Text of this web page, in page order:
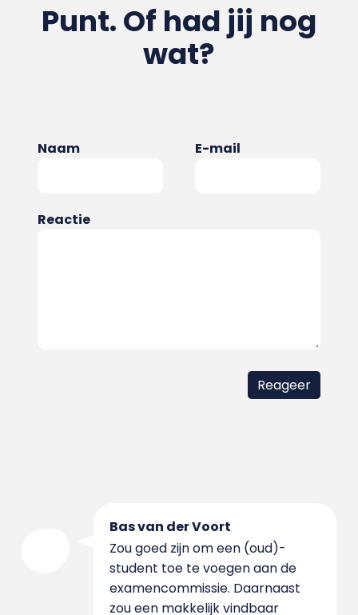
Punt. Of had jij nog
wat?
Naam E-mail
Reactie
Bas van der Voort
Zou goed zijn om een (oud)-
student toe te voegen aan de
examencommissie. Daarnaast
zou een makkelijk vindbaar